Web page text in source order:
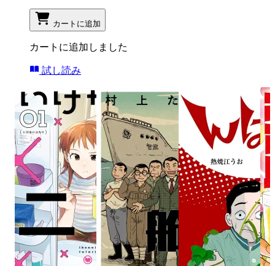
カートに追加
カートに追加しました
試し読み